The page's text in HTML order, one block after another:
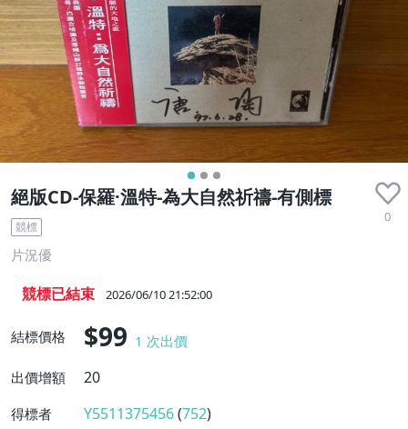
絕版CD-保羅·溫特-為大自然祈禱-有側標
0
競標
片況優
競標已結束 2026/06/10 21:52:00
結標價格 $99 1 次出價
出價增額
20
得標者 Y5511375456(752)